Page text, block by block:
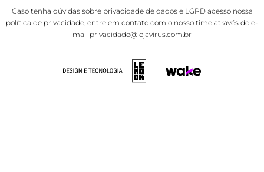
Caso tenha dúvidas sobre privacidade de dados e LGPD acesso nossa
política de privacidade, entre em contato com o nosso time através do e-
mail privacidade@lojavirus.com.br